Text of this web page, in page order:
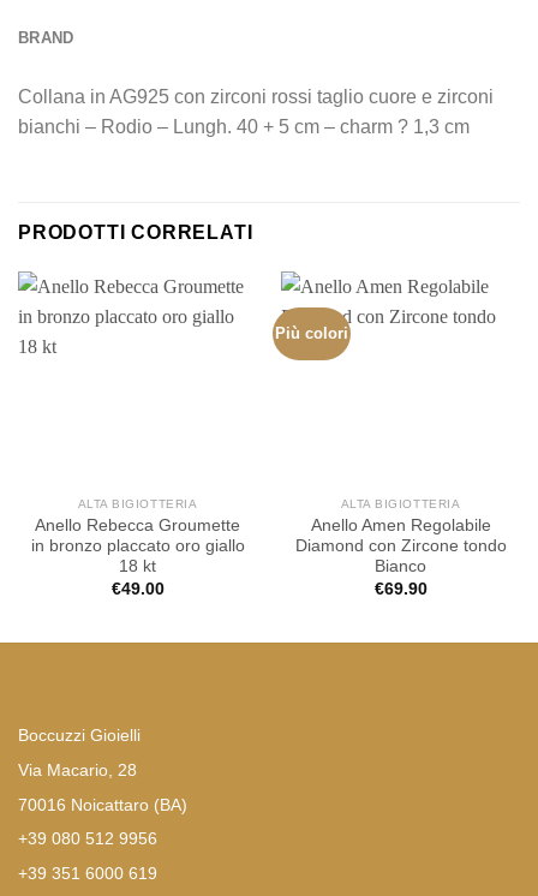
BRAND
Collana in AG925 con zirconi rossi taglio cuore e zirconi
bianchi – Rodio – Lungh. 40 + 5 cm – charm ? 1,3 cm
PRODOTTI CORRELATI
ALTA BIGIOTTERIA
Anello Rebecca Groumette
in bronzo placcato oro giallo
18 kt
€49.00
Più colori
ALTA BIGIOTTERIA
Anello Amen Regolabile
Diamond con Zircone tondo
Bianco
€69.90
Boccuzzi Gioielli
Via Macario, 28
70016 Noicattaro (BA)
+39 080 512 9956
+39 351 6000 619